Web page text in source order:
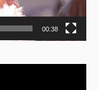
00:38